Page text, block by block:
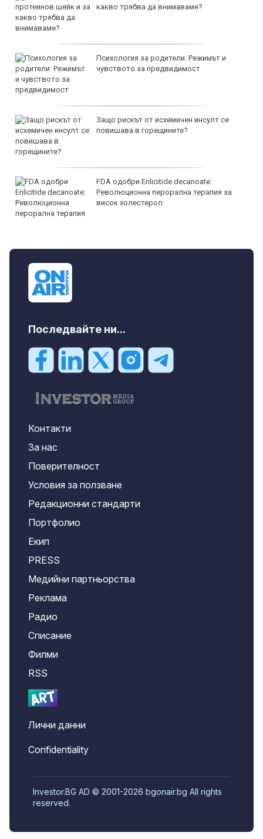
какво трябва да внимаваме?
Психология за родители: Режимът и
чувството за предвидимост
Защо рискът от исхемичен инсулт се
повишава в горещините?
FDA одобри Еnlicitide decanoate:
Революционна перорална терапия за
висок холестерол
Последвайте ни...
Контакти
За нас
Поверителност
Условия за ползване
Редакционни стандарти
Портфолио
Екип
PRESS
Медийни партньорства
Реклама
Радио
Списание
Филми
RSS
Лични данни
Confidentiality
Investor.BG AD © 2001-2026 bgonair.bg All rights
reserved.